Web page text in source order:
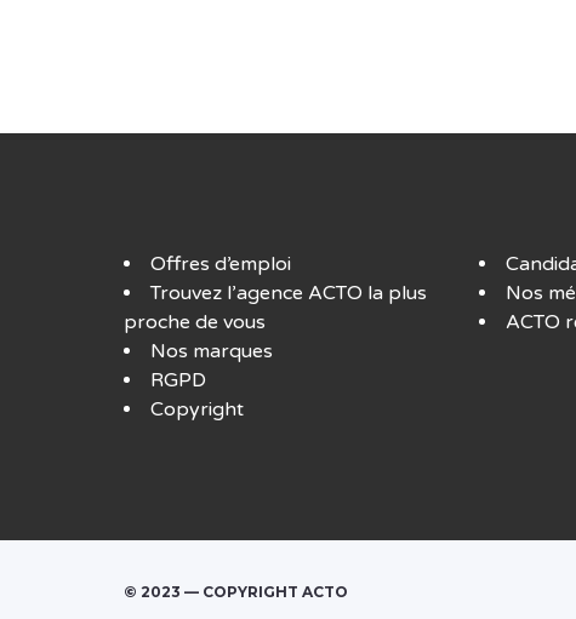
Offres d’emploi
Trouvez l’agence ACTO la plus
proche de vous
Nos marques
RGPD
Copyright
Nos
ACTO
© 2023 — COPYRIGHT ACTO